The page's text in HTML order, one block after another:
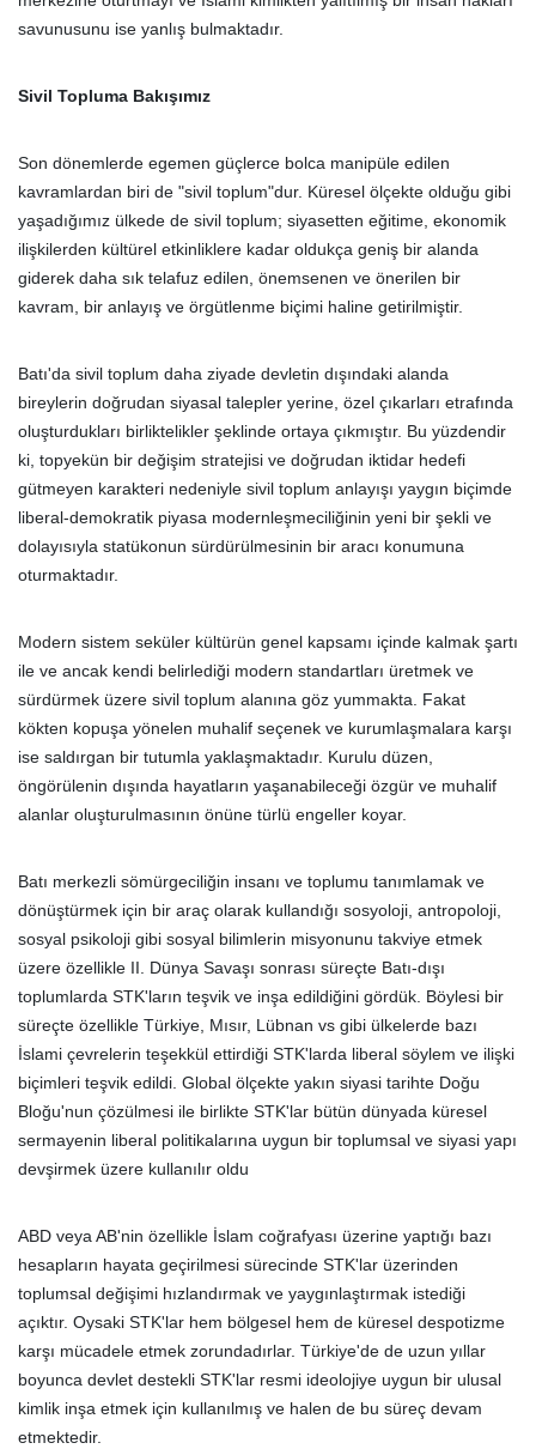
savunusunu ise yanlış bulmaktadır.
Sivil Topluma Bakışımız
Son dönemlerde egemen güçlerce bolca manipüle edilen
kavramlardan biri de "sivil toplum"dur. Küresel ölçekte olduğu gibi
yaşadığımız ülkede de sivil toplum; siyasetten eğitime, ekonomik
ilişkilerden kültürel etkinliklere kadar oldukça geniş bir alanda
giderek daha sık telafuz edilen, önemsenen ve önerilen bir
kavram, bir anlayış ve örgütlenme biçimi haline getirilmiştir.
Batı'da sivil toplum daha ziyade devletin dışındaki alanda
bireylerin doğrudan siyasal talepler yerine, özel çıkarları etrafında
oluşturdukları birliktelikler şeklinde ortaya çıkmıştır. Bu yüzdendir
ki, topyekün bir değişim stratejisi ve doğrudan iktidar hedefi
gütmeyen karakteri nedeniyle sivil toplum anlayışı yaygın biçimde
liberal-demokratik piyasa modernleşmeciliğinin yeni bir şekli ve
dolayısıyla statükonun sürdürülmesinin bir aracı konumuna
oturmaktadır.
Modern sistem seküler kültürün genel kapsamı içinde kalmak şartı
ile ve ancak kendi belirlediği modern standartları üretmek ve
sürdürmek üzere sivil toplum alanına göz yummakta. Fakat
kökten kopuşa yönelen muhalif seçenek ve kurumlaşmalara karşı
ise saldırgan bir tutumla yaklaşmaktadır. Kurulu düzen,
öngörülenin dışında hayatların yaşanabileceği özgür ve muhalif
alanlar oluşturulmasının önüne türlü engeller koyar.
Batı merkezli sömürgeciliğin insanı ve toplumu tanımlamak ve
dönüştürmek için bir araç olarak kullandığı sosyoloji, antropoloji,
sosyal psikoloji gibi sosyal bilimlerin misyonunu takviye etmek
üzere özellikle II. Dünya Savaşı sonrası süreçte Batı-dışı
toplumlarda STK'ların teşvik ve inşa edildiğini gördük. Böylesi bir
süreçte özellikle Türkiye, Mısır, Lübnan vs gibi ülkelerde bazı
İslami çevrelerin teşekkül ettirdiği STK'larda liberal söylem ve ilişki
biçimleri teşvik edildi. Global ölçekte yakın siyasi tarihte Doğu
Bloğu'nun çözülmesi ile birlikte STK'lar bütün dünyada küresel
sermayenin liberal politikalarına uygun bir toplumsal ve siyasi yapı
devşirmek üzere kullanılır oldu
ABD veya AB'nin özellikle İslam coğrafyası üzerine yaptığı bazı
hesapların hayata geçirilmesi sürecinde STK'lar üzerinden
toplumsal değişimi hızlandırmak ve yaygınlaştırmak istediği
açıktır. Oysaki STK'lar hem bölgesel hem de küresel despotizme
karşı mücadele etmek zorundadırlar. Türkiye'de de uzun yıllar
boyunca devlet destekli STK'lar resmi ideolojiye uygun bir ulusal
kimlik inşa etmek için kullanılmış ve halen de bu süreç devam
etmektedir.